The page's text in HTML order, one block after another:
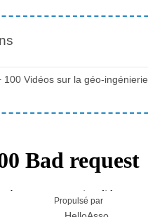
100 Vidéos sur la géo-ingénierie
Propulsé par